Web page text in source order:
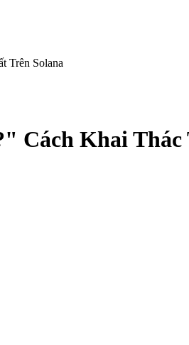
Trên Solana
Cách Khai Thác